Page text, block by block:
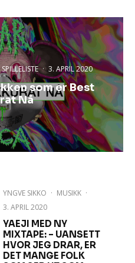
SPILLELISTE · 3. APRIL 2020
som er Best
Nå
YNGVE SIKKO · MUSIKK ·
3. APRIL 2020
YAEJI MED NY
MIXTAPE: – UANSETT
HVOR JEG DRAR, ER
DET MANGE FOLK